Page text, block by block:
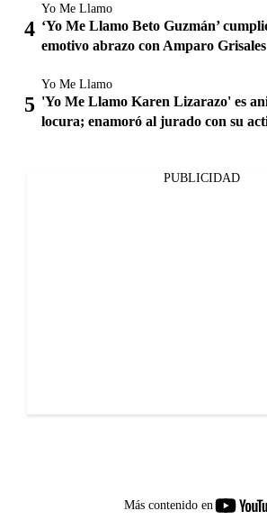
Yo Me Llamo
‘Yo Me Llamo Beto Guzmán’
emotivo abrazo con Amparo Grisales
Yo Me Llamo
'Yo Me Llamo Karen Lizarazo' es
locura; enamoró al jurado con su
PUBLICIDAD
Más contenido en